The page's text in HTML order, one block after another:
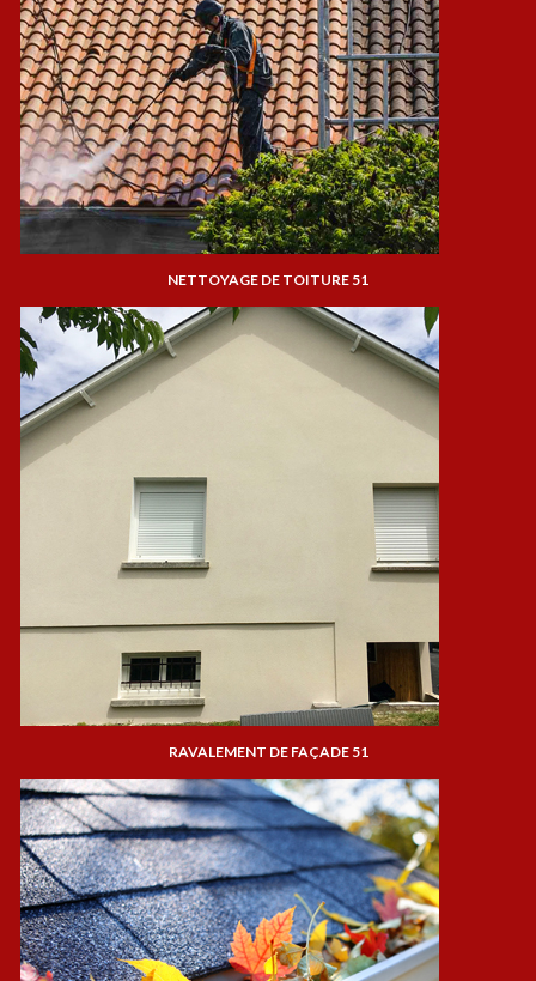
NETTOYAGE DE TOITURE 51
RAVALEMENT DE FAÇADE 51